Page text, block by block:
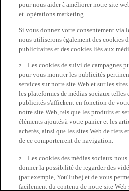
pour nous aider à améliorer notre site
et opérations marketing.
Si vous donnez votre consentement via
nous utiliserons également des cookies
publicitaires et des cookies liés aux
Les cookies de suivi de campagnes
pour vous montrer les publicités
services sur notre site Web et sur les
les plateformes de médias sociaux telles
publicités s'affichent en fonction de
notre site Web, tels que les produits et
éléments ajoutés à votre panier et les
achetés, ainsi que les sites Web de tiers
de ce comportement de navigation.
Les cookies des médias sociaux
donner la possibilité de regarder des
(par exemple, YouTube) et de vous
facilement du contenu de notre site Web